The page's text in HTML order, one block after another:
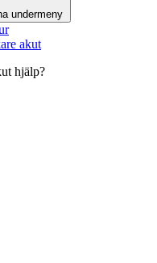
undermeny
akut
hjälp?